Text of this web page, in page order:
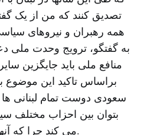
تصدیق کنند که من از یک
همه رهبران و نیروهای
به گفتگو، ترویج وحدت ملی
منافع ملی باید جایگزین
براساس تاکید این موضوع
سعودی دوست تمام لبنانی
بتوان بین احزاب مختلف
می کند چرا که آنها نیز به منافع خود واقفند.